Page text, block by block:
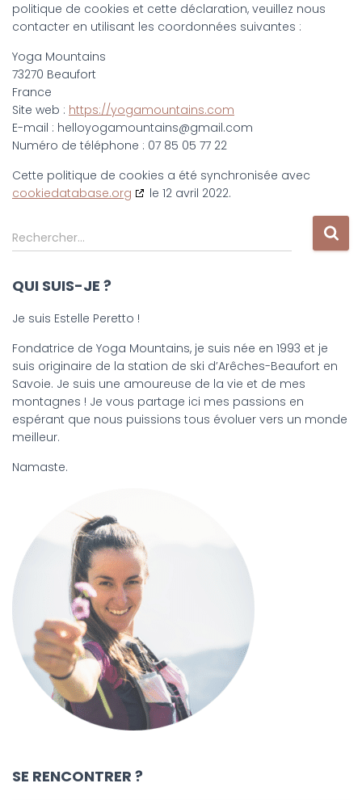
politique de cookies et cette déclaration, veuillez nous
contacter en utilisant les coordonnées suivantes :
Yoga Mountains
73270 Beaufort
France
Site web : https://yogamountains.com
E-mail : helloyogamountains@gmail.com
Numéro de téléphone : 07 85 05 77 22
Cette politique de cookies a été synchronisée avec
cookiedatabase.org
le 12 avril 2022.
R
e
h
r
h
e
r
:
Rechercher…
QUI SUIS-JE ?
Je suis Estelle Peretto !
Fondatrice de Yoga Mountains, je suis née en 1993 et je
suis originaire de la station de ski d’Arêches-Beaufort en
Savoie. Je suis une amoureuse de la vie et de mes
montagnes ! Je vous partage ici mes passions en
espérant que nous puissions tous évoluer vers un monde
meilleur.
Namaste.
SE RENCONTRER ?